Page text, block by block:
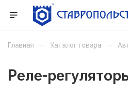
Главная — Каталог товара —
Реле-